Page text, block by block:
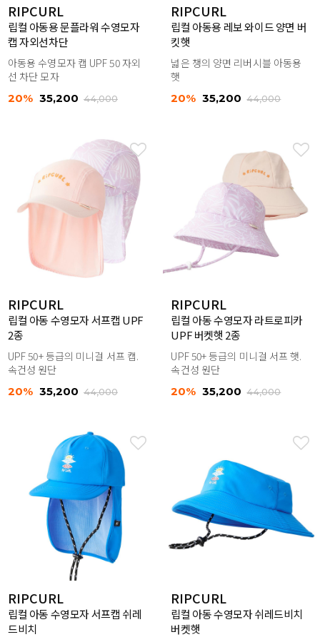
RIPCURL
립컬 아동용 문플라워 수영모자
캡 자외선차단
아동용 수영모자 캡 UPF 50 자외
선 차단 모자
20% 35,200 44,000
RIPCURL
립컬 아동용 레보 와이드 양면 버
킷햇
넓은 챙의 양면 리버시블 아동용
햇
20% 35,200 44,000
RIPCURL
립컬 아동 수영모자 서프캡 UPF
2종
UPF 50+ 등급의 미니걸 서프 캡.
속건성 원단
20% 35,200 44,000
RIPCURL
립컬 아동 수영모자 라트로피카
UPF 버켓햇 2종
UPF 50+ 등급의 미니걸 서프 햇.
속건성 원단
20% 35,200 44,000
RIPCURL
립컬 아동 수영모자 서프캡 쉬레
드비치
RIPCURL
립컬 아동 수영모자 쉬레드비치
버켓햇